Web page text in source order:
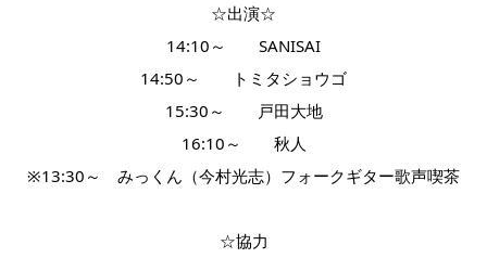
☆出演☆
14:10～ SANISAI
14:50～ トミタショウゴ
15:30～ 戸田大地
16:10～ 秋人
※13:30～ みっくん（今村光志）フォークギター歌声喫茶
☆協力